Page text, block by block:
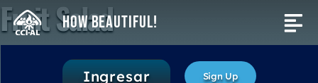
Skip
to
How Beautiful!
Activities
Ingresar Sign Up
Fruit Salad
5 to 10 minutes